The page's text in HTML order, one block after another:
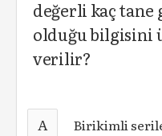
değerli kaç
olduğu bilgisini
verilir?
A Birikimli